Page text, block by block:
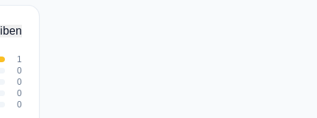
1
0
0
0
0